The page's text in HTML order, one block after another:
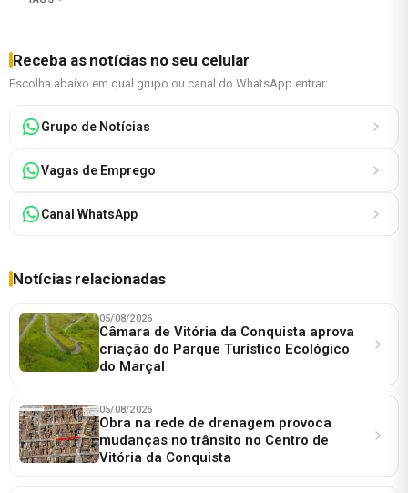
Receba as notícias no seu celular
Escolha abaixo em qual grupo ou canal do WhatsApp entrar:
Grupo de Notícias
Vagas de Emprego
Canal WhatsApp
Notícias relacionadas
05/08/2026
Câmara de Vitória da Conquista aprova
criação do Parque Turístico Ecológico
do Marçal
05/08/2026
Obra na rede de drenagem provoca
mudanças no trânsito no Centro de
Vitória da Conquista